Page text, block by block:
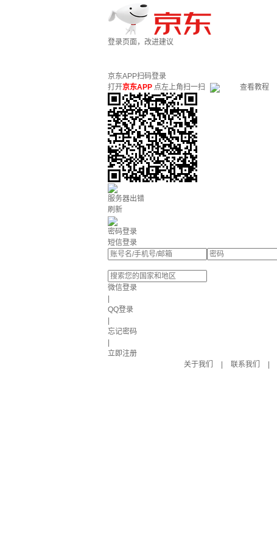
登录页面，改进建议
京东APP扫码登录
打开京东APP 点左上角扫一扫 查看教程
服务器出错
刷新
密码登录
短信登录
微信登录
QQ登录
忘记密码
立即注册
关于我们
联系我们